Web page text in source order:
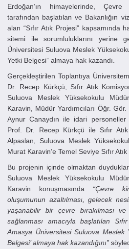
Erdoğan’ın himayelerinde,
tarafından başlatılan ve Bakanlığın
alan “Sıfır Atık Projesi” kapsamında
sitemi ile sorumluluklarını yerine
Üniversitesi Suluova Meslek
Yetki Belgesi” almaya hak kazandı.
Gerçekleştirilen Toplantıya
Dr. Recep Kürkçü, Sıfır Atık
Suluova Meslek Yüksekokulu
Karavin, Müdür Yardımcıları Öğr.
Aynur Canaydın ile idari personeller
Prof. Dr. Recep Kürkçü ile Sıfır
Alpaslan, Suluova Meslek
Murat Karavin’e Temel Seviye Sıfır
Bu projenin içinde olmaktan
Suluova Meslek Yüksekokulu
Karavin konuşmasında “Çevre
oluşumunun azaltılması, gelecek
yaşanabilir bir çevre bırakılması
sağlanması amacıyla başlatılan
Amasya Üniversitesi Suluova Meslek
Belgesi’ almaya hak kazandığını”